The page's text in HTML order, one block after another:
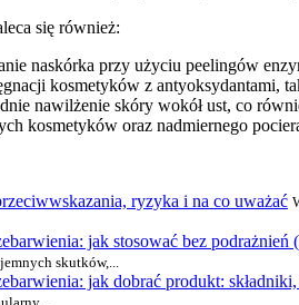
się również:
naskórka przy użyciu peelingów
kosmetyków z antyoksydantami,
nawilżenie skóry wokół ust, co
kosmetyków oraz nadmiernego
ryzyka i na co uważać
jak stosować bez podrażnień
skutków,...
jak dobrać produkt: